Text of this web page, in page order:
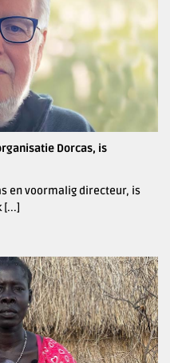
Dorcas, is
en voormalig directeur, is
[...]